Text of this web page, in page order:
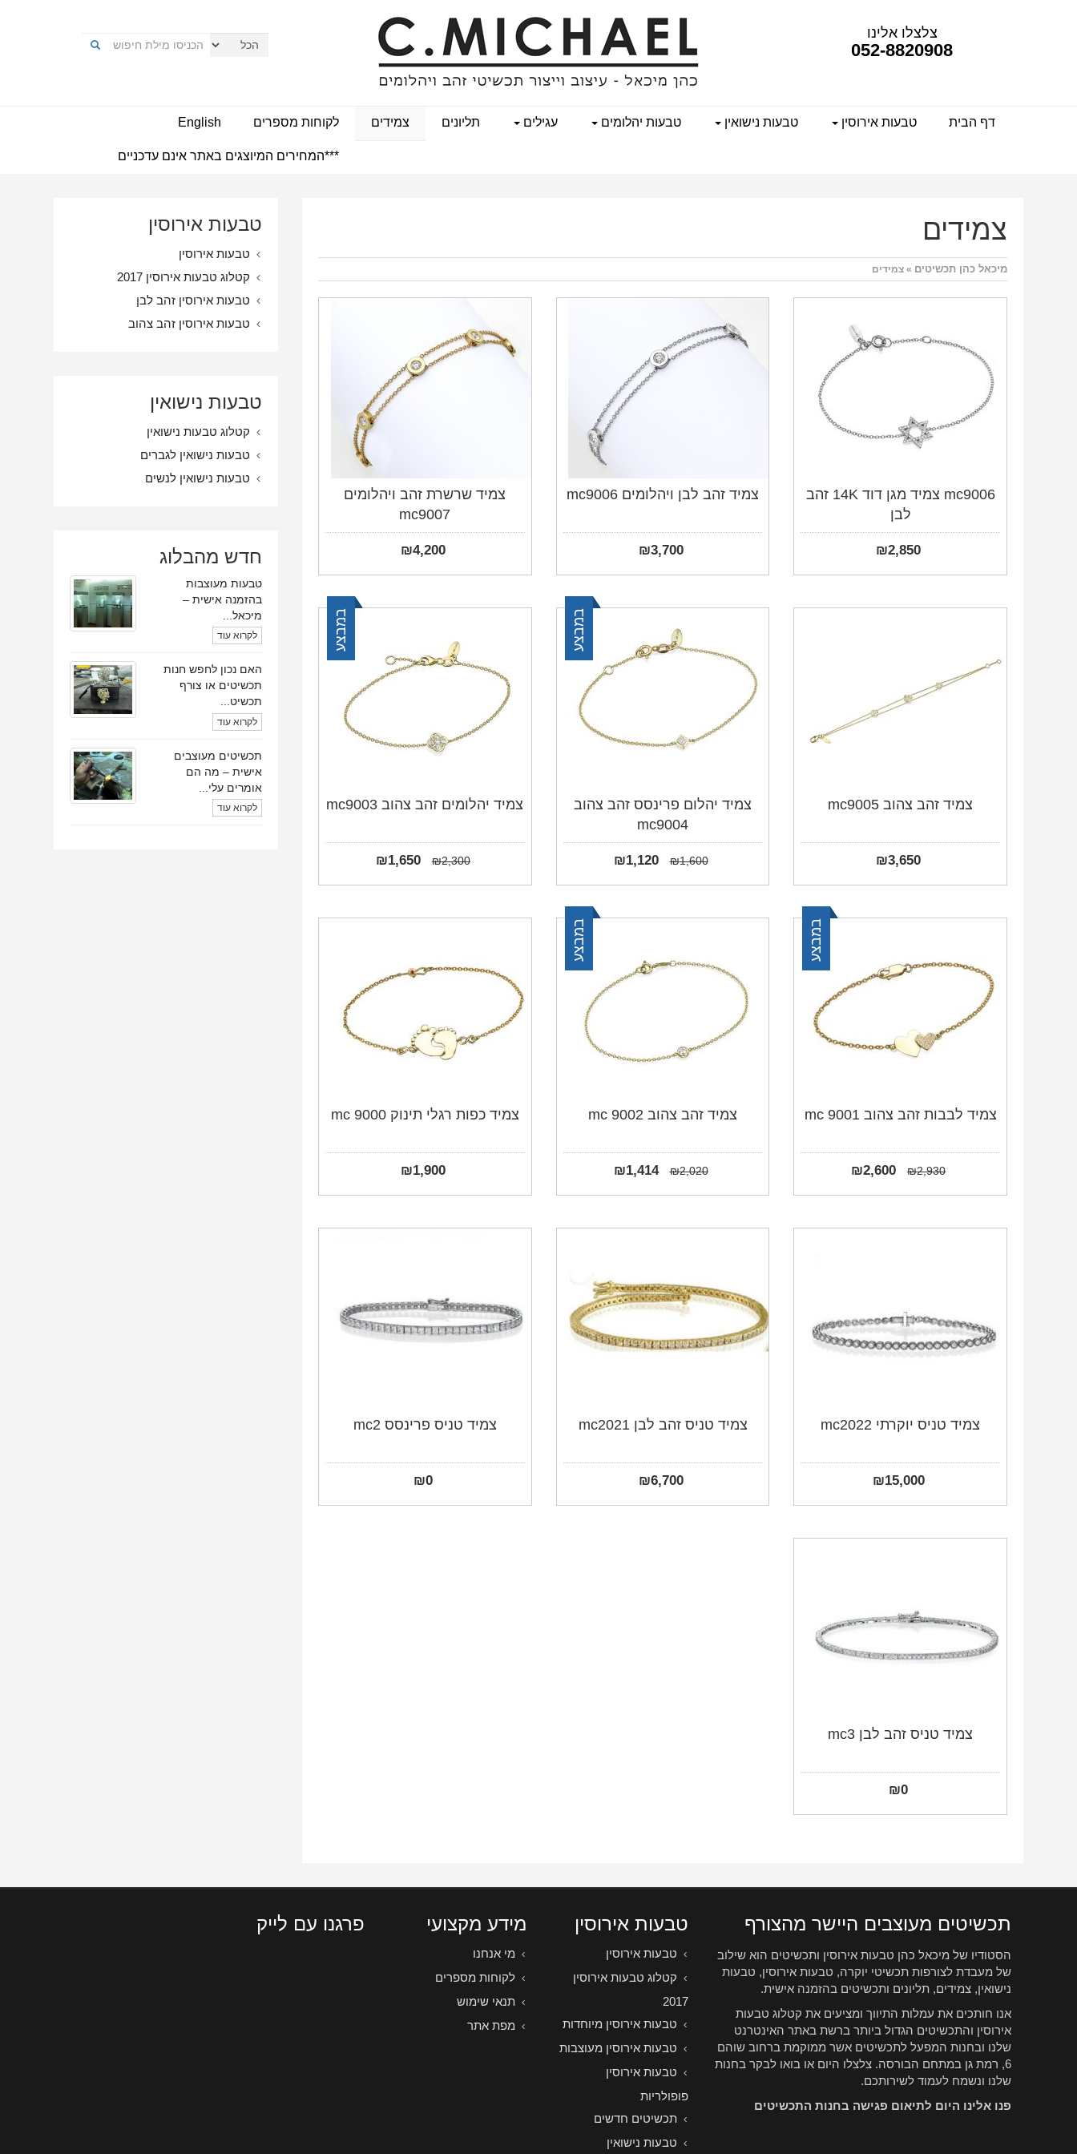
צלצלו אלינו
052-8820908
דף הבית טבעות אירוסין טבעות נישואין טבעות יהלומים עגילים תליונים צמידים לקוחות מספרים English
***המחירים המיוצגים באתר אינם עדכניים
צמידים
מיכאל כהן תכשיטים » צמידים
mc9006 צמיד מגן דוד 14K זהב
לבן
₪2,850
צמיד זהב לבן ויהלומים mc9006
₪3,700
צמיד שרשרת זהב ויהלומים
mc9007
₪4,200
צמיד זהב צהוב mc9005
₪3,650
במבצע
צמיד יהלום פרינסס זהב צהוב
mc9004
₪1,600
₪1,120
במבצע
צמיד יהלומים זהב צהוב mc9003
₪2,300
₪1,650
במבצע
צמיד לבבות זהב צהוב mc 9001
₪2,930
₪2,600
במבצע
צמיד זהב צהוב mc 9002
₪2,020
₪1,414
צמיד כפות רגלי תינוק mc 9000
₪1,900
צמיד טניס יוקרתי mc2022
₪15,000
צמיד טניס זהב לבן mc2021
₪6,700
צמיד טניס פרינסס mc2
₪0
צמיד טניס זהב לבן mc3
₪0
טבעות אירוסין
טבעות אירוסין
קטלוג טבעות אירוסין 2017
טבעות אירוסין זהב לבן
טבעות אירוסין זהב צהוב
טבעות נישואין
קטלוג טבעות נישואין
טבעות נישואין לגברים
טבעות נישואין לנשים
חדש מהבלוג
טבעות מעוצבות
בהזמנה אישית –
מיכאל...
לקרוא עוד
האם נכון לחפש חנות
תכשיטים או צורף
תכשיט...
לקרוא עוד
תכשיטים מעוצבים
אישית – מה הם
אומרים עלי...
לקרוא עוד
תכשיטים מעוצבים היישר מהצורף
הסטודיו של מיכאל כהן טבעות אירוסין ותכשיטים הוא שילוב
של מעבדת לצורפות תכשיטי יוקרה, טבעות אירוסין, טבעות
נישואין, צמידים, תליונים ותכשיטים בהזמנה אישית.
אנו חותכים את עמלות התיווך ומציעים את קטלוג טבעות
אירוסין והתכשיטים הגדול ביותר ברשת באתר האינטרנט
שלנו ובחנות המפעל לתכשיטים אשר ממוקמת ברחוב שוהם
6, רמת גן במתחם הבורסה. צלצלו היום או בואו לבקר בחנות
שלנו ונשמח לעמוד לשירותכם.
פנו אלינו היום לתיאום פגישה בחנות התכשיטים
טבעות אירוסין
טבעות אירוסין
קטלוג טבעות אירוסין
2017
טבעות אירוסין מיוחדות
טבעות אירוסין מעוצבות
טבעות אירוסין
פופולריות
תכשיטים חדשים
טבעות נישואין
מידע מקצועי
מי אנחנו
לקוחות מספרים
תנאי שימוש
מפת אתר
פרגנו עם לייק